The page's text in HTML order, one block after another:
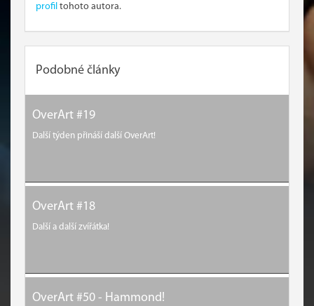
profil tohoto autora.
Podobné články
OverArt #19
Další týden přináší další OverArt!
OverArt #18
Další a další zvířátka!
OverArt #50 - Hammond!